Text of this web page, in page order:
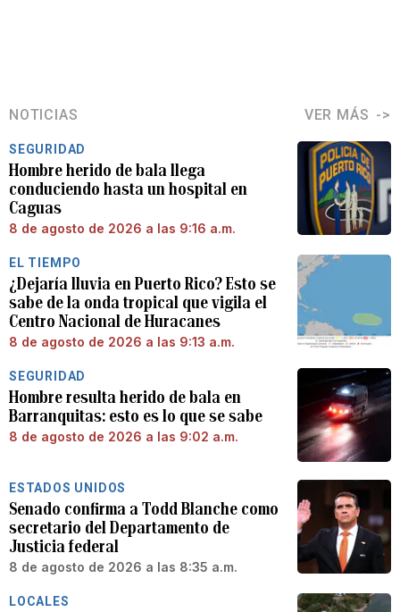
NOTICIAS VER MÁS
SEGURIDAD
Hombre herido de bala llega
conduciendo hasta un hospital en
Caguas
8 de agosto de 2026 a las 9:16 a.m.
EL TIEMPO
¿Dejaría lluvia en Puerto Rico? Esto se
sabe de la onda tropical que vigila el
Centro Nacional de Huracanes
8 de agosto de 2026 a las 9:13 a.m.
SEGURIDAD
Hombre resulta herido de bala en
Barranquitas: esto es lo que se sabe
8 de agosto de 2026 a las 9:02 a.m.
ESTADOS UNIDOS
Senado confirma a Todd Blanche como
secretario del Departamento de
Justicia federal
8 de agosto de 2026 a las 8:35 a.m.
LOCALES